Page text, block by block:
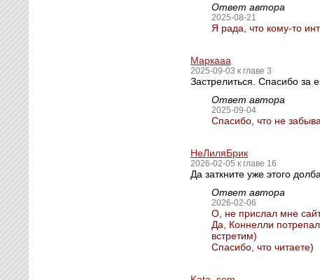
Ответ автора
2025-08-21
Я рада, что кому-то
Маркааа
2025-09-03 к главе 3
Застрелиться. Спасибо за
Ответ автора
2025-09-04
Спасибо, что не
НеЛиляБрик
2026-02-05 к главе 16
Да заткните уже этого
Ответ автора
2026-02-06
О, не прислал мне
Да, Коннелли
встретим)
Спасибо, что читаете)